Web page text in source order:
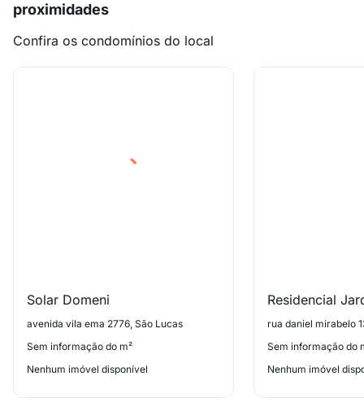
proximidades
Confira os condomínios do local
Solar Domeni
avenida vila ema 2776, São Lucas
Sem informação do m²
Nenhum imóvel disponível
Residencial
rua daniel mirabelo
Sem informação do
Nenhum imóvel